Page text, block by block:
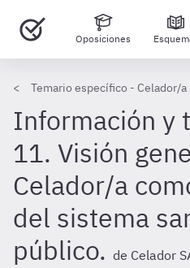
Oposiciones
Temario específico - Celador/a
Información y
11. Visión
Celador/a
del sistema
público. de Celador